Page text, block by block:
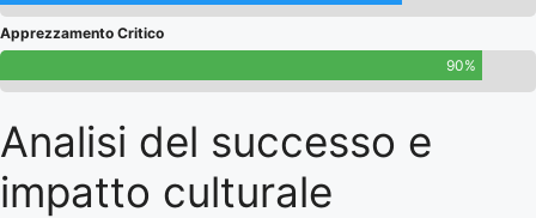
Apprezzamento Critico
90%
Analisi del successo e
impatto culturale